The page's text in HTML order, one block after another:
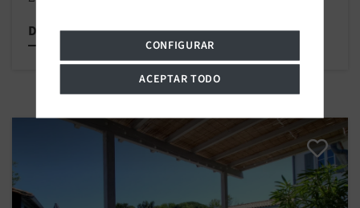
Descubrir esta propiedad
CONFIGURAR
ACEPTAR TODO